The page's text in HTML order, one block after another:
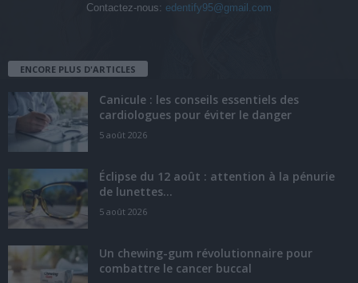
Contactez-nous: edentify95@gmail.com
ENCORE PLUS D'ARTICLES
Canicule : les conseils essentiels des
cardiologues pour éviter le danger
5 août 2026
Éclipse du 12 août : attention à la pénurie
de lunettes...
5 août 2026
Un chewing-gum révolutionnaire pour
combattre le cancer buccal